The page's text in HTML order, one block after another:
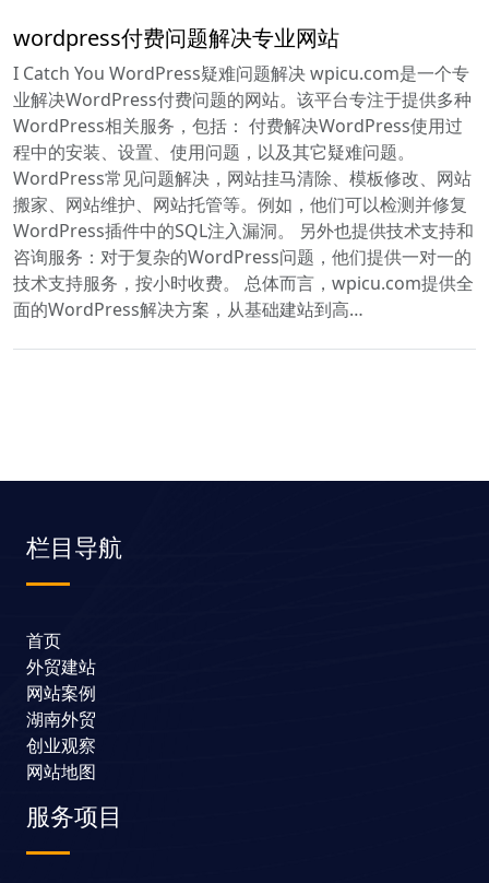
wordpress付费问题解决专业网站
I Catch You WordPress疑难问题解决 wpicu.com是一个专
业解决WordPress付费问题的网站。该平台专注于提供多种
WordPress相关服务，包括： 付费解决WordPress使用过
程中的安装、设置、使用问题，以及其它疑难问题。
WordPress常见问题解决，网站挂马清除、模板修改、网站
搬家、网站维护、网站托管等。例如，他们可以检测并修复
WordPress插件中的SQL注入漏洞。 另外也提供技术支持和
咨询服务：对于复杂的WordPress问题，他们提供一对一的
技术支持服务，按小时收费。 总体而言，wpicu.com提供全
面的WordPress解决方案，从基础建站到高…
栏目导航
首页
外贸建站
网站案例
湖南外贸
创业观察
网站地图
服务项目